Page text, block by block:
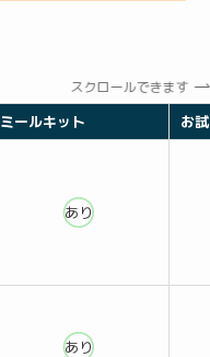
スクロールできます
ミールキット お試
あり
あり